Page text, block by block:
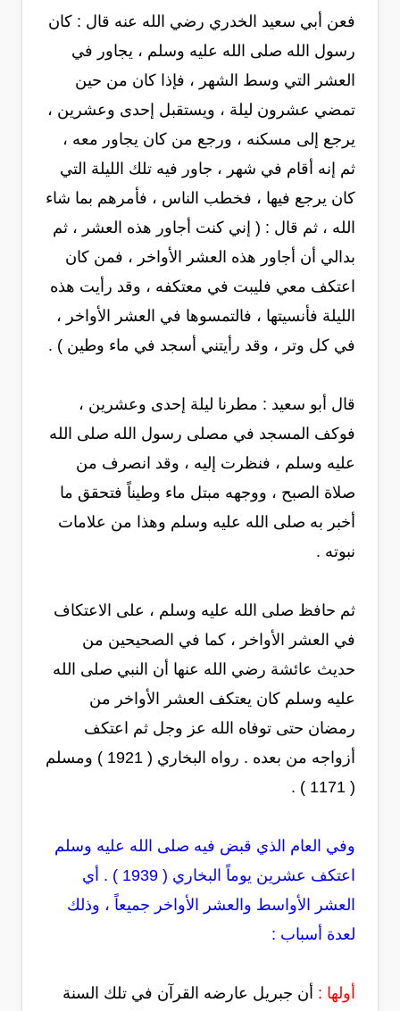
فعن أبي سعيد الخدري رضي الله عنه قال : كان
رسول الله صلى الله عليه وسلم ، يجاور في
العشر التي وسط الشهر ، فإذا كان من حين
تمضي عشرون ليلة ، ويستقبل إحدى وعشرين ،
يرجع إلى مسكنه ، ورجع من كان يجاور معه ،
ثم إنه أقام في شهر ، جاور فيه تلك الليلة التي
كان يرجع فيها ، فخطب الناس ، فأمرهم بما شاء
الله ، ثم قال : ( إني كنت أجاور هذه العشر ، ثم
بدالي أن أجاور هذه العشر الأواخر ، فمن كان
اعتكف معي فليبت في معتكفه ، وقد رأيت هذه
الليلة فأنسيتها ، فالتمسوها في العشر الأواخر ،
في كل وتر ، وقد رأيتني أسجد في ماء وطين ) .
قال أبو سعيد : مطرنا ليلة إحدى وعشرين ،
فوكف المسجد في مصلى رسول الله صلى الله
عليه وسلم ، فنظرت إليه ، وقد انصرف من
صلاة الصبح ، ووجهه مبتل ماء وطيناً فتحقق ما
أخبر به صلى الله عليه وسلم وهذا من علامات
نبوته .
ثم حافظ صلى الله عليه وسلم ، على الاعتكاف
في العشر الأواخر ، كما في الصحيحين من
حديث عائشة رضي الله عنها أن النبي صلى الله
عليه وسلم كان يعتكف العشر الأواخر من
رمضان حتى توفاه الله عز وجل ثم اعتكف
أزواجه من بعده . رواه البخاري ( 1921 ) ومسلم
( 1171 ) .
وفي العام الذي قبض فيه صلى الله عليه وسلم
اعتكف عشرين يوماً البخاري ( 1939 ) . أي
العشر الأواسط والعشر الأواخر جميعاً ، وذلك
لعدة أسباب :
أولها : أن جبريل عارضه القرآن في تلك السنة